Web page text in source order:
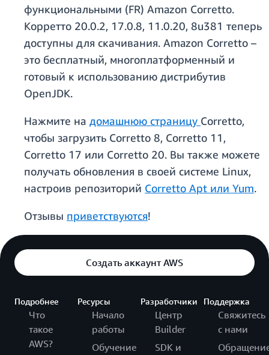
функциональными (FR) Amazon Corretto.
Корретто 20.0.2, 17.0.8, 11.0.20, 8u381 теперь
доступны для скачивания. Amazon Corretto –
это бесплатный, многоплатформенный и
готовый к использованию дистрибутив
OpenJDK.
Нажмите на домашнюю страницу Corretto,
чтобы загрузить Corretto 8, Corretto 11,
Corretto 17 или Corretto 20. Вы также можете
получать обновления в своей системе Linux,
настроив репозиторий Corretto Apt или Yum.
Отзывы приветствуются!
Создать аккаунт AWS
Подробнее
Что
такое
AWS?
Ресурсы
Начало
работы
Обучение
Разработчики
Центр
Builder
SDK и
Поддержка
Свяжитесь
с нами